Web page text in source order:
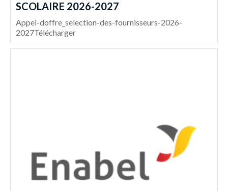
SCOLAIRE 2026-2027
Appel-doffre_selection-des-fournisseurs-2026-
2027Télécharger